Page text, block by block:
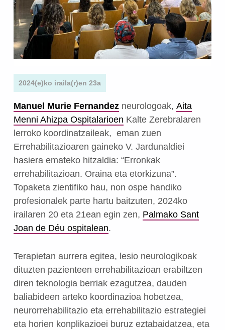
2024(e)ko iraila(r)en 23a
Manuel Murie Fernandezneurologoak, Aita
Menni Ahizpa Ospitalarioen Kalte Zerebralaren
lerroko koordinatzaileak, eman zuen
Errehabilitazioaren gaineko V. Jardunaldiei
hasiera emateko hitzaldia: “Erronkak
errehabilitazioan. Oraina eta etorkizuna”.
Topaketa zientifiko hau, non ospe handiko
profesionalek parte hartu baitzuten, 2024ko
irailaren 20 eta 21ean egin zen, Palmako Sant
Joan de Déu ospitalean.
Terapietan aurrera egitea, lesio neurologikoak
dituzten pazienteen errehabilitazioan erabiltzen
diren teknologia berriak ezagutzea, dauden
baliabideen arteko koordinazioa hobetzea,
neurorrehabilitazio eta errehabilitazio estrategiei
eta horien konplikazioei buruz eztabaidatzea, eta